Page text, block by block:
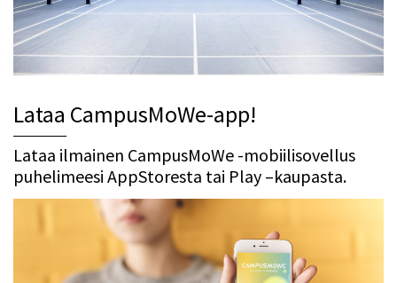
Lataa CampusMoWe-app!
Lataa ilmainen CampusMoWe -mobiilisovellus
puhelimeesi AppStoresta tai Play –kaupasta.